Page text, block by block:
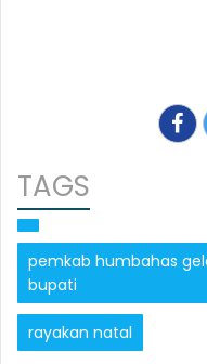
TAGS
pemkab humbahas
bupati
rayakan natal